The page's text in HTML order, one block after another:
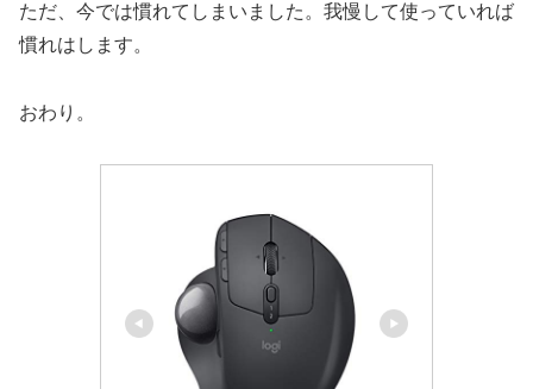
ただ、今では慣れてしまいました。我慢して使っていれば
慣れはします。
おわり。